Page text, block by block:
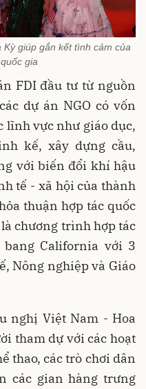
giúp gắn kết tình cảm của
gia
FDI đầu tư từ nguồn
dự án NGO có vốn
lĩnh vực như giáo dục,
kế, xây dựng cầu,
với biến đổi khí hậu
tế - xã hội của thành
thuận hợp tác quốc
chương trình hợp tác
California với 3
Nông nghiệp và Giáo
nghị Việt Nam - Hoa
tham dự với các hoạt
thao, các trò chơi dân
các gian hàng trưng